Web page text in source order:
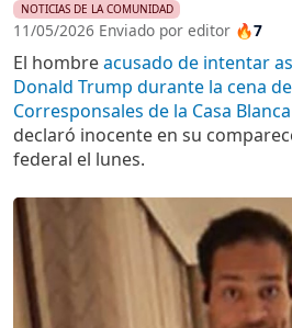
NOTICIAS DE LA COMUNIDAD
11/05/2026 Enviado por editor 🔥7
El hombreacusado de intentar
Donald Trump durante la cena
Corresponsales de la Casa Blanca
declaró inocente en su
federal el lunes.
Imagen